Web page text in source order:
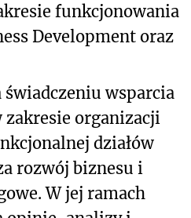
funkcjonowania
Development oraz
świadczeniu wsparcia
organizacji
działów
rozwój biznesu i
W jej ramach